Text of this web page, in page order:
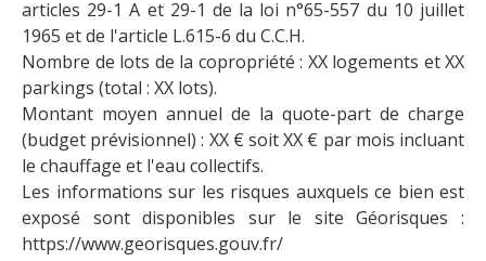
articles 29-1 A et 29-1 de la loi n°65-557 du 10 juillet
1965 et de l'article L.615-6 du C.C.H.
Nombre de lots de la copropriété : XX logements et XX
parkings (total : XX lots).
Montant moyen annuel de la quote-part de charge
(budget prévisionnel) : XX € soit XX € par mois incluant
le chauffage et l'eau collectifs.
Les informations sur les risques auxquels ce bien est
exposé sont disponibles sur le site Géorisques :
https://www.georisques.gouv.fr/